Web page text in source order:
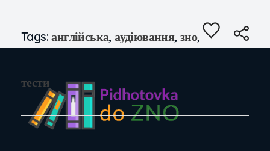
Tags:англійська,аудіювання,зно,
тести